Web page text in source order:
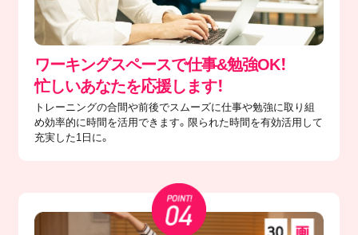
ワーキングスペースで仕事&勉強OK！
忙しいあなたを応援します！
トレーニングの合間や前後でスムーズに仕事や勉強に取り組
め効率的に時間を活用できます。限られた時間を有効活用して
充実した1日に。